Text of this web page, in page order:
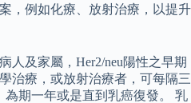
，例如化療、放射治療，以提升
人及家屬，Her2/neu陽性之早期
治療，或放射治療者，可每隔三
為期一年或是直到乳癌復發。 乳